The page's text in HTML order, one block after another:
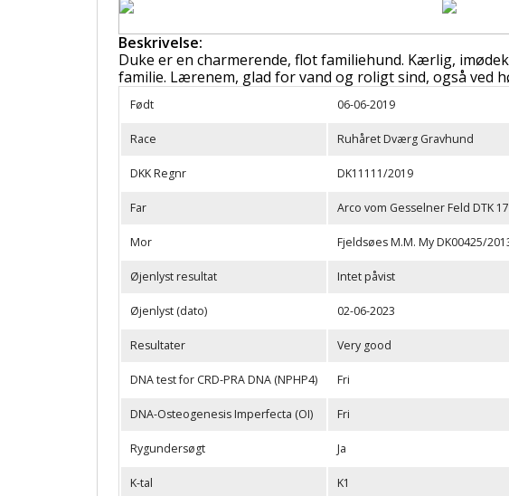
Beskrivelse:
Duke er en charmerende, flot familiehund. Kærlig,
familie. Lærenem, glad for vand og roligt sind, også ved
Født 06-06-2019
Race Ruhåret Dværg Gravhund
DKK Regnr DK11111/2019
Far Arco vom Gesselner Feld DTK
Mor Fjeldsøes M.M. My DK00425/
Øjenlyst resultat Intet påvist
Øjenlyst (dato) 02-06-2023
Resultater Very good
DNA test for CRD-PRA DNA (NPHP4) Fri
DNA-Osteogenesis Imperfecta (OI) Fri
Rygundersøgt Ja
K-tal K1